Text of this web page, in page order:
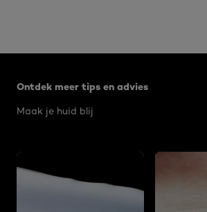
Ontdek meer tips en advies
Maak je huid blij